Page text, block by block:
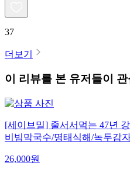
37
더보기
이 리뷰를 본 유저들이
[세이브밀] 줄서서먹는 47년
비빔막국수/명태식해/녹두감
26,000원